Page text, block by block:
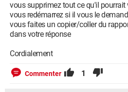
vous supprimez tout ce qu'il pourrait
vous redémarrez si il vous le
vous faites un copier/coller du
dans votre réponse
Cordialement
Commenter 1